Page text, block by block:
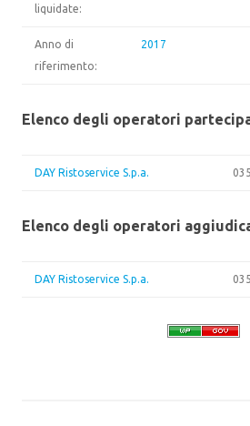
liquidate:
Anno di
riferimento:
2017
Elenco degli operatori
DAY Ristoservice S.p.a.
Elenco degli operatori
DAY Ristoservice S.p.a.